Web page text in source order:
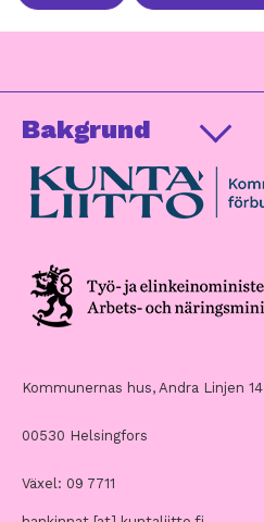
Bakgrund
Kommunernas hus, Andra Linjen 14
00530 Helsingfors
Växel: 09 7711